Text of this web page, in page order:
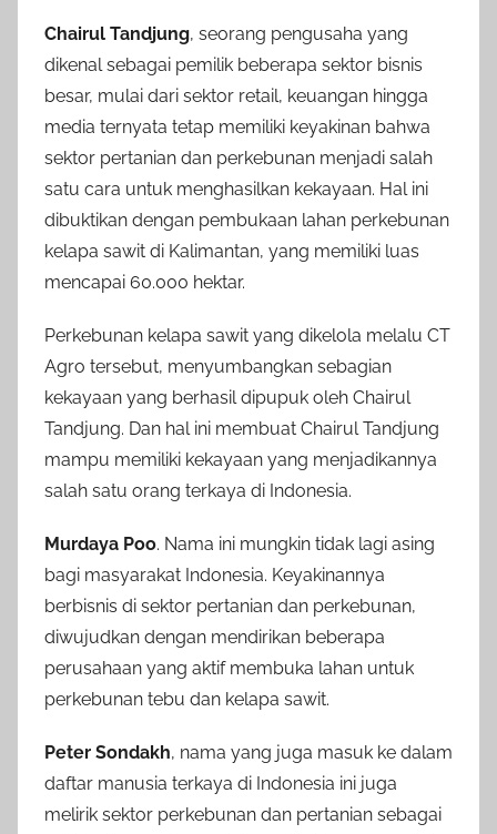
Chairul Tandjung, seorang pengusaha yang
dikenal sebagai pemilik beberapa sektor bisnis
besar, mulai dari sektor retail, keuangan hingga
media ternyata tetap memiliki keyakinan bahwa
sektor pertanian dan perkebunan menjadi salah
satu cara untuk menghasilkan kekayaan. Hal ini
dibuktikan dengan pembukaan lahan perkebunan
kelapa sawit di Kalimantan, yang memiliki luas
mencapai 60.000 hektar.
Perkebunan kelapa sawit yang dikelola melalu CT
Agro tersebut, menyumbangkan sebagian
kekayaan yang berhasil dipupuk oleh Chairul
Tandjung. Dan hal ini membuat Chairul Tandjung
mampu memiliki kekayaan yang menjadikannya
salah satu orang terkaya di Indonesia.
Murdaya Poo. Nama ini mungkin tidak lagi asing
bagi masyarakat Indonesia. Keyakinannya
berbisnis di sektor pertanian dan perkebunan,
diwujudkan dengan mendirikan beberapa
perusahaan yang aktif membuka lahan untuk
perkebunan tebu dan kelapa sawit.
Peter Sondakh, nama yang juga masuk ke dalam
daftar manusia terkaya di Indonesia ini juga
melirik sektor perkebunan dan pertanian sebagai